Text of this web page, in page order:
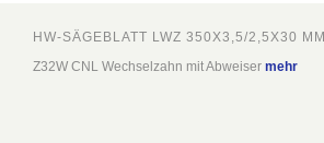
HW-SÄGEBLATT LWZ 350X3,5/2,5X30 MM
Z32W CNL Wechselzahn mit Abweiser mehr